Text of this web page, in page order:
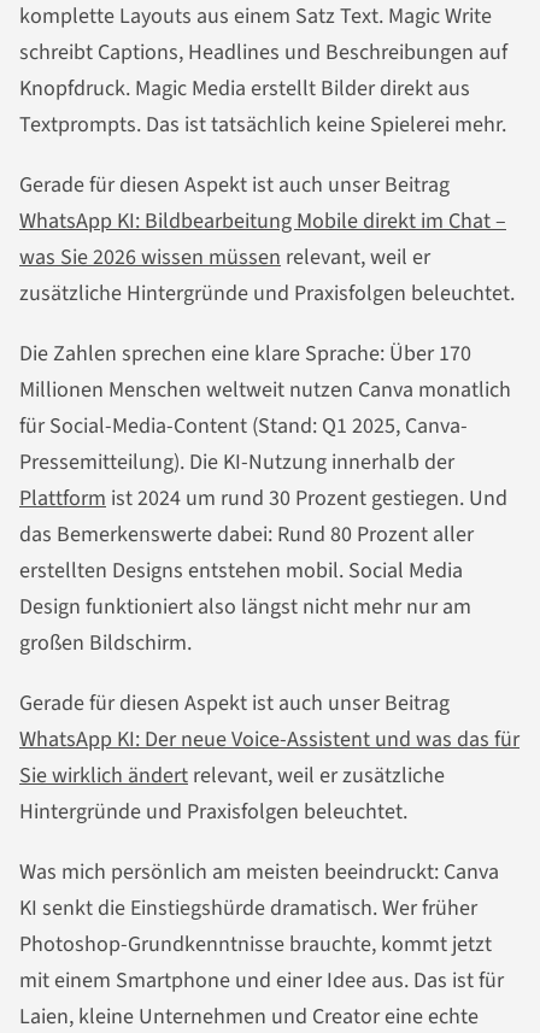
komplette Layouts aus einem Satz Text. Magic Write
schreibt Captions, Headlines und Beschreibungen auf
Knopfdruck. Magic Media erstellt Bilder direkt aus
Textprompts. Das ist tatsächlich keine Spielerei mehr.
Gerade für diesen Aspekt ist auch unser Beitrag
WhatsApp KI: Bildbearbeitung Mobile direkt im Chat –
was Sie 2026 wissen müssen relevant, weil er
zusätzliche Hintergründe und Praxisfolgen beleuchtet.
Die Zahlen sprechen eine klare Sprache: Über 170
Millionen Menschen weltweit nutzen Canva monatlich
für Social-Media-Content (Stand: Q1 2025, Canva-
Pressemitteilung). Die KI-Nutzung innerhalb der
Plattform ist 2024 um rund 30 Prozent gestiegen. Und
das Bemerkenswerte dabei: Rund 80 Prozent aller
erstellten Designs entstehen mobil. Social Media
Design funktioniert also längst nicht mehr nur am
großen Bildschirm.
Gerade für diesen Aspekt ist auch unser Beitrag
WhatsApp KI: Der neue Voice-Assistent und was das für
Sie wirklich ändert relevant, weil er zusätzliche
Hintergründe und Praxisfolgen beleuchtet.
Was mich persönlich am meisten beeindruckt: Canva
KI senkt die Einstiegshürde dramatisch. Wer früher
Photoshop-Grundkenntnisse brauchte, kommt jetzt
mit einem Smartphone und einer Idee aus. Das ist für
Laien, kleine Unternehmen und Creator eine echte